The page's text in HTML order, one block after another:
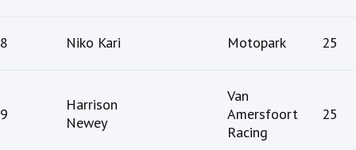
8 Niko Kari Motopark 25
9
Harrison
Newey
Van
Amersfoort
Racing
25